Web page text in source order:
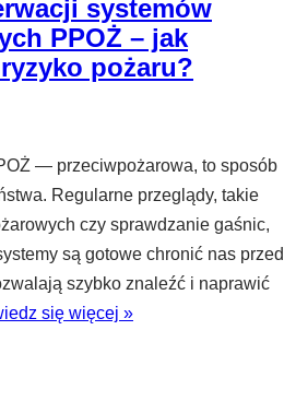
systemów
PPOŻ – jak
pożaru?
— przeciwpożarowa, to sposób
Regularne przeglądy, takie
czy sprawdzanie gaśnic,
są gotowe chronić nas przed
szybko znaleźć i naprawić
się więcej »Znaczenie